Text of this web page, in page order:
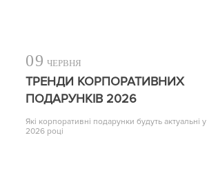
09 ЧЕРВНЯ
ТРЕНДИ КОРПОРАТИВНИХ
ПОДАРУНКІВ 2026
Які корпоративні подарунки будуть актуальні у
2026 році